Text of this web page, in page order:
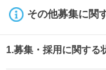
その他募集に関
1.募集・採用に関する